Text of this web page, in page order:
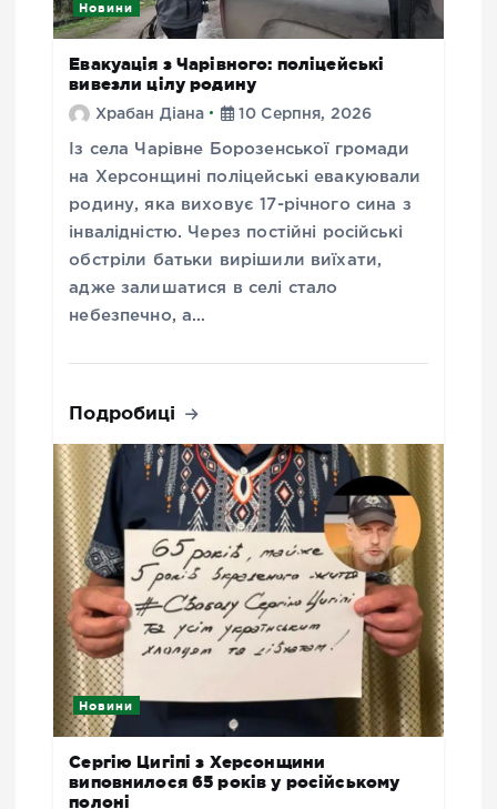
Новини
Евакуація з Чарівного: поліцейські
вивезли цілу родину
Храбан Діана 10 Серпня, 2026
Із села Чарівне Борозенської громади
на Херсонщині поліцейські евакуювали
родину, яка виховує 17-річного сина з
інвалідністю. Через постійні російські
обстріли батьки вирішили виїхати,
адже залишатися в селі стало
небезпечно, а…
Подробиці
Новини
Сергію Цигіпі з Херсонщини
виповнилося 65 років у російському
полоні